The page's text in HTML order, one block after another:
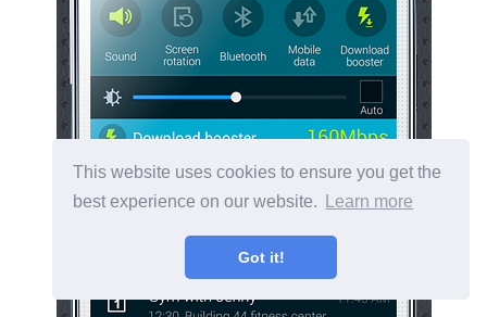
This website uses cookies to ensure you get the
best experience on our website.
Learn more
Got it!